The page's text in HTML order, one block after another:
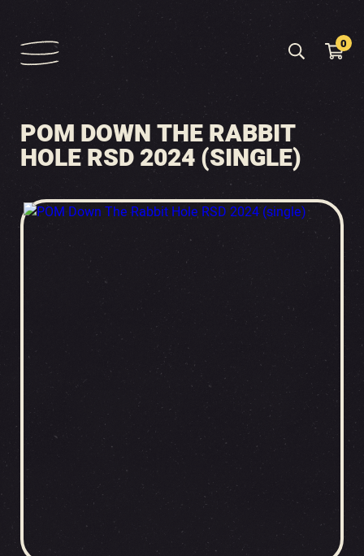
0
POM DOWN THE RABBIT
HOLE RSD 2024 (SINGLE)